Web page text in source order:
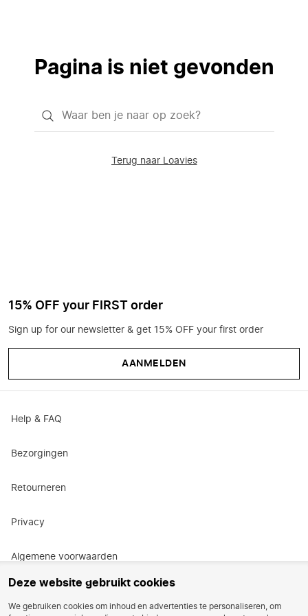
Deze website gebruikt cookies
We gebruiken cookies om inhoud en advertenties te personaliseren, om
Pagina is niet gevonden
Waar
Terug naar Loavies
15% OFF your FIRST order
Sign up for our newsletter & get 15% OFF your first order
AANMELDEN
Help & FAQ
Bezorgingen
Retourneren
Privacy
Algemene voorwaarden
Actievoorwaarden